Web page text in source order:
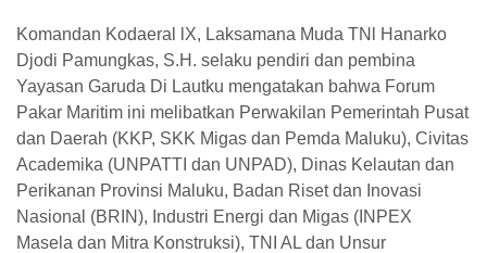
Komandan Kodaeral lX, Laksamana Muda TNl Hanarko
Djodi Pamungkas, S.H. selaku pendiri dan pembina
Yayasan Garuda Di Lautku mengatakan bahwa Forum
Pakar Maritim ini melibatkan Perwakilan Pemerintah Pusat
dan Daerah (KKP, SKK Migas dan Pemda Maluku), Civitas
Academika (UNPATTI dan UNPAD), Dinas Kelautan dan
Perikanan Provinsi Maluku, Badan Riset dan Inovasi
Nasional (BRIN), Industri Energi dan Migas (INPEX
Masela dan Mitra Konstruksi), TNI AL dan Unsur